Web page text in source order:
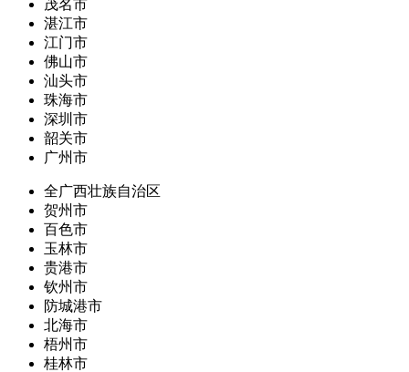
茂名市
湛江市
江门市
佛山市
汕头市
珠海市
深圳市
韶关市
广州市
全广西壮族自治区
贺州市
百色市
玉林市
贵港市
钦州市
防城港市
北海市
梧州市
桂林市